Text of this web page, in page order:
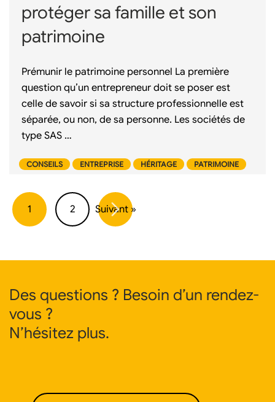
protéger sa famille et son
patrimoine
Prémunir le patrimoine personnel La première
question qu’un entrepreneur doit se poser est
celle de savoir si sa structure professionnelle est
séparée, ou non, de sa personne. Les sociétés de
type SAS …
CONSEILS ENTREPRISE HÉRITAGE PATRIMOINE
1 2 Suivant »
Des questions ? Besoin d’un rendez-
vous ?
N’hésitez plus.